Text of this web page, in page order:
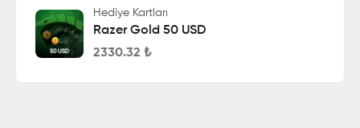
Hediye Kartları
Razer Gold 50 USD
2330.32 ₺